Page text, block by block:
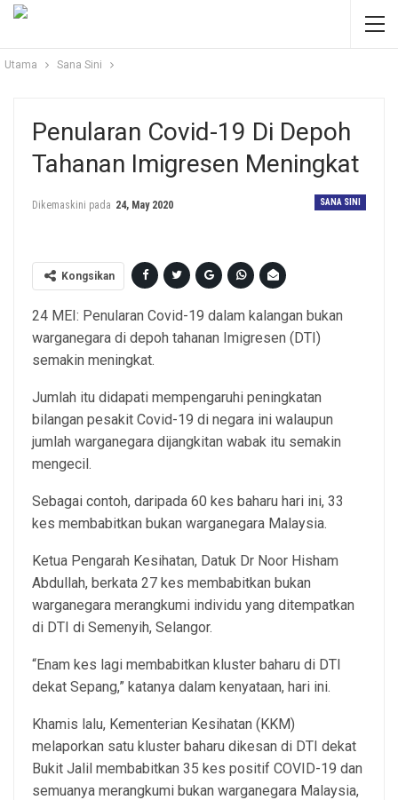
Utama Sana Sini
Penularan Covid-19 Di Depoh
Tahanan Imigresen Meningkat
SANA SINI
Dikemaskini pada 24, May 2020
Kongsikan
24 MEI: Penularan Covid-19 dalam kalangan bukan
warganegara di depoh tahanan Imigresen (DTI)
semakin meningkat.
Jumlah itu didapati mempengaruhi peningkatan
bilangan pesakit Covid-19 di negara ini walaupun
jumlah warganegara dijangkitan wabak itu semakin
mengecil.
Sebagai contoh, daripada 60 kes baharu hari ini, 33
kes membabitkan bukan warganegara Malaysia.
Ketua Pengarah Kesihatan, Datuk Dr Noor Hisham
Abdullah, berkata 27 kes membabitkan bukan
warganegara merangkumi individu yang ditempatkan
di DTI di Semenyih, Selangor.
“Enam kes lagi membabitkan kluster baharu di DTI
dekat Sepang,” katanya dalam kenyataan, hari ini.
Khamis lalu, Kementerian Kesihatan (KKM)
melaporkan satu kluster baharu dikesan di DTI dekat
Bukit Jalil membabitkan 35 kes positif COVID-19 dan
semuanya merangkumi bukan warganegara Malaysia,